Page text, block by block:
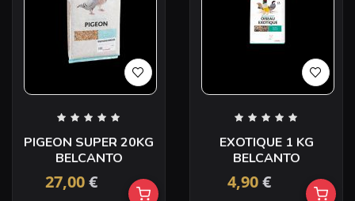
PIGEON SUPER 20KG
BELCANTO
27,00€
EXOTIQUE 1 KG
BELCANTO
4,90€